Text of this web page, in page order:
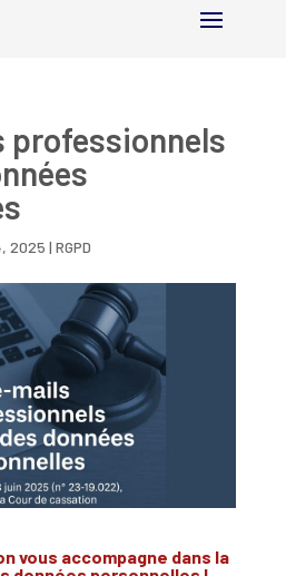
professionnels
2025 | RGPD
vous accompagne dans la